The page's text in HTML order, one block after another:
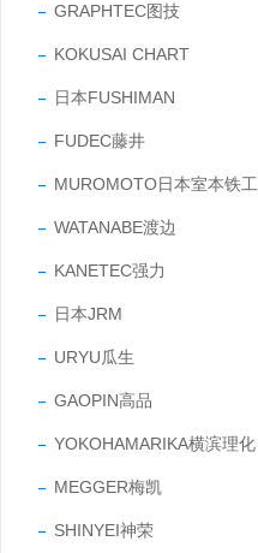
GRAPHTEC图技
KOKUSAI CHART
日本FUSHIMAN
FUDEC藤井
MUROMOTO日本室本铁工
WATANABE渡边
KANETEC强力
日本JRM
URYU瓜生
GAOPIN高品
YOKOHAMARIKA横滨理化
MEGGER梅凯
SHINYEI神荣